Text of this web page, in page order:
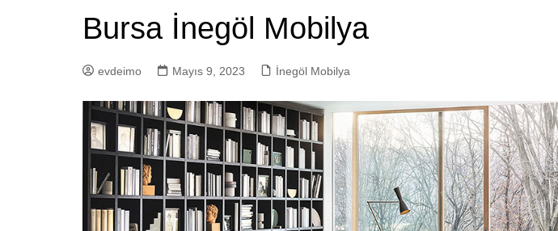
Bursa İnegöl Mobilya
evdeimo Mayıs 9, 2023 İnegöl Mobilya